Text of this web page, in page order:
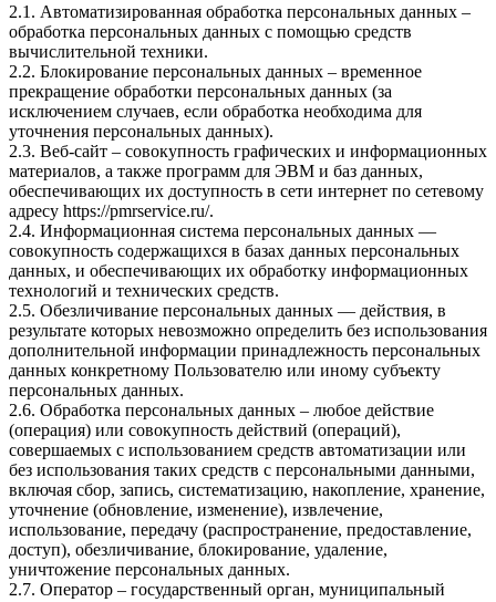
2.1. Автоматизированная обработка персональных данных –
обработка персональных данных с помощью средств
вычислительной техники.
2.2. Блокирование персональных данных – временное
прекращение обработки персональных данных (за
исключением случаев, если обработка необходима для
уточнения персональных данных).
2.3. Веб-сайт – совокупность графических и информационных
материалов, а также программ для ЭВМ и баз данных,
обеспечивающих их доступность в сети интернет по сетевому
адресу https://pmrservice.ru/.
2.4. Информационная система персональных данных —
совокупность содержащихся в базах данных персональных
данных, и обеспечивающих их обработку информационных
технологий и технических средств.
2.5. Обезличивание персональных данных — действия, в
результате которых невозможно определить без использования
дополнительной информации принадлежность персональных
данных конкретному Пользователю или иному субъекту
персональных данных.
2.6. Обработка персональных данных – любое действие
(операция) или совокупность действий (операций),
совершаемых с использованием средств автоматизации или
без использования таких средств с персональными данными,
включая сбор, запись, систематизацию, накопление, хранение,
уточнение (обновление, изменение), извлечение,
использование, передачу (распространение, предоставление,
доступ), обезличивание, блокирование, удаление,
уничтожение персональных данных.
2.7. Оператор – государственный орган, муниципальный